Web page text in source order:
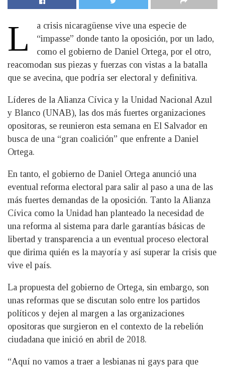
L
a crisis nicaragüense vive una especie de
“impasse” donde tanto la oposición, por un lado,
como el gobierno de Daniel Ortega, por el otro,
reacomodan sus piezas y fuerzas con vistas a la batalla
que se avecina, que podría ser electoral y definitiva.
Líderes de la Alianza Cívica y la Unidad Nacional Azul
y Blanco (UNAB), las dos más fuertes organizaciones
opositoras, se reunieron esta semana en El Salvador en
busca de una “gran coalición” que enfrente a Daniel
Ortega.
En tanto, el gobierno de Daniel Ortega anunció una
eventual reforma electoral para salir al paso a una de las
más fuertes demandas de la oposición. Tanto la Alianza
Cívica como la Unidad han planteado la necesidad de
una reforma al sistema para darle garantías básicas de
libertad y transparencia a un eventual proceso electoral
que dirima quién es la mayoría y así superar la crisis que
vive el país.
La propuesta del gobierno de Ortega, sin embargo, son
unas reformas que se discutan solo entre los partidos
políticos y dejen al margen a las organizaciones
opositoras que surgieron en el contexto de la rebelión
ciudadana que inició en abril de 2018.
“Aquí no vamos a traer a lesbianas ni gays para que